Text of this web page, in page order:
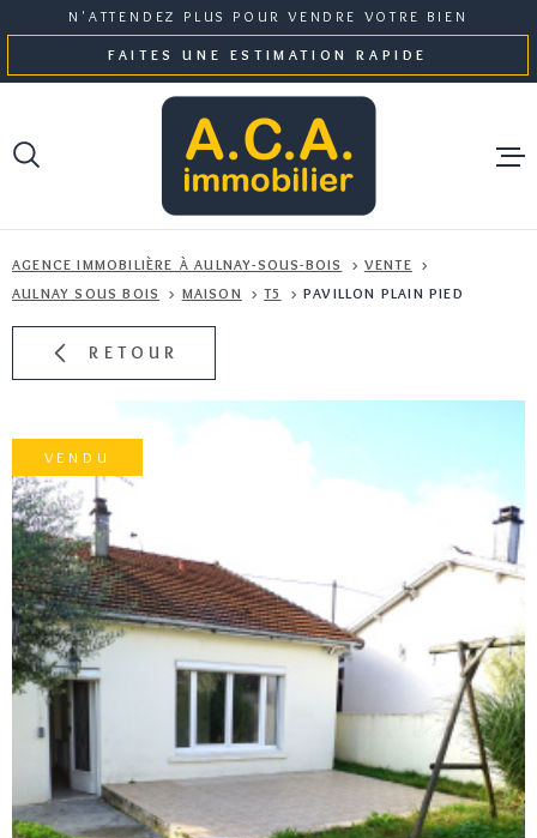
à
la
au
menu
au
contenu
N'ATTENDEZ PLUS POUR VENDRE VOTRE BIEN
FAITES UNE ESTIMATION RAPIDE
AGENCE IMMOBILIÈRE À AULNAY-SOUS-BOIS
VENTE
AULNAY SOUS BOIS
MAISON T5 PAVILLON PLAIN PIED
RETOUR
VENDU